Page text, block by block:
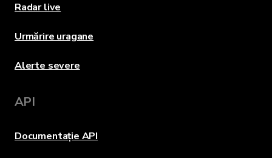
Radar live
Urmărire uragane
Alerte severe
API
Documentație API